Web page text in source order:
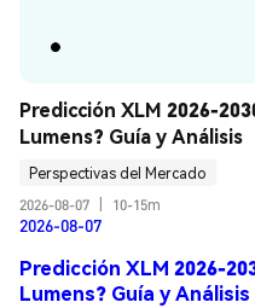
Predicción XLM 2026-
Lumens? Guía y Análisis
Perspectivas del Mercado
2026-08-07
10-15m
2026-08-07
Predicción XLM 2026-
Lumens? Guía y Análisis